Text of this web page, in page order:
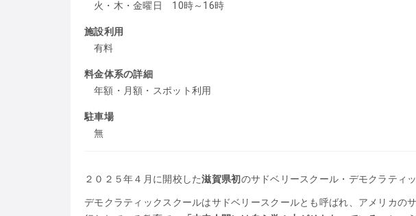
火・木・金曜日 10時～16時
施設利用
有料
料金体系の詳細
年額・月額・スポット利用
駐車場
無
２０２５年４月に開校した滋賀県初のサドベリースクール・デモクラティ
デモクラティックスクールはサドベリースクールとも呼ばれ、アメリカの